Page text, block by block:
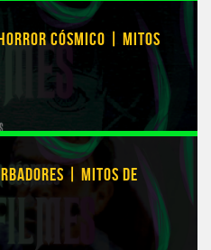
CÓSMICO | MITOS
| MITOS DE